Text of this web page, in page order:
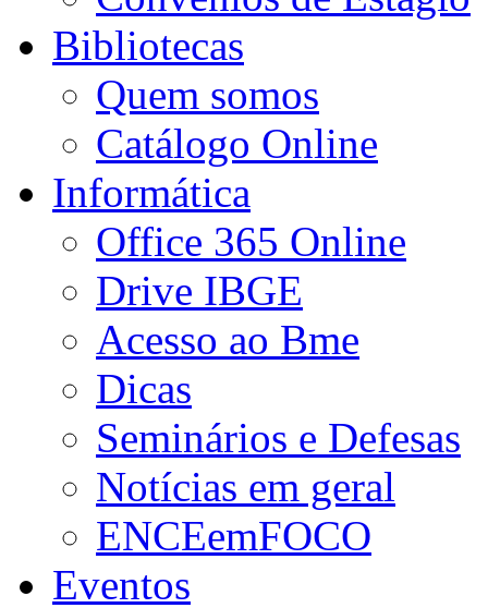
Bibliotecas
Quem somos
Catálogo Online
Informática
Office 365 Online
Drive IBGE
Acesso ao Bme
Dicas
Seminários e Defesas
Notícias em geral
ENCEemFOCO
Eventos